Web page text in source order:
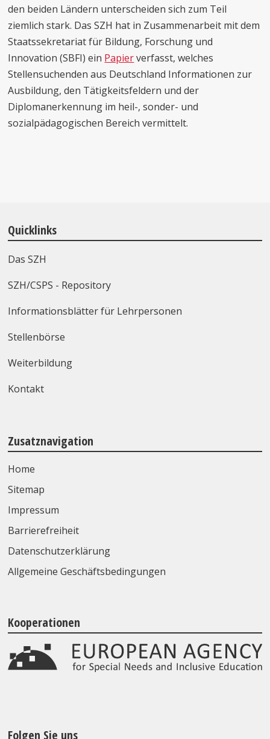
den beiden Ländern unterscheiden sich zum Teil
ziemlich stark. Das SZH hat in Zusammenarbeit mit dem
Staatssekretariat für Bildung, Forschung und
Innovation (SBFI) ein Papierverfasst, welches
Stellensuchenden aus Deutschland Informationen zur
Ausbildung, den Tätigkeitsfeldern und der
Diplomanerkennung im heil-, sonder- und
sozialpädagogischen Bereich vermittelt.
Quicklinks
Das SZH
SZH/CSPS - Repository
Informationsblätter für Lehrpersonen
Stellenbörse
Weiterbildung
Kontakt
Zusatznavigation
Home
Sitemap
Impressum
Barrierefreiheit
Datenschutzerklärung
Allgemeine Geschäftsbedingungen
Kooperationen
Folgen Sie uns